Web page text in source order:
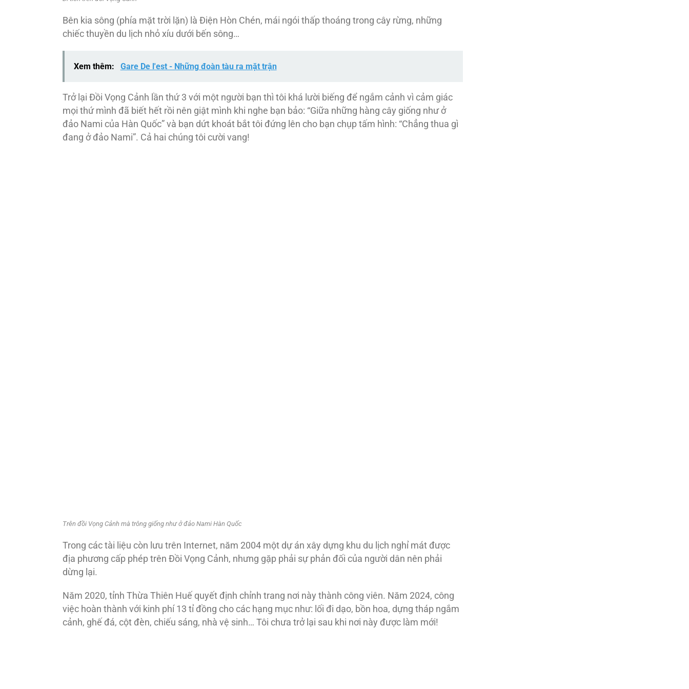
Bên kia sông (phía mặt trời lặn) là Điện Hòn Chén, mái ngói thấp thoáng trong cây rừng, những
chiếc thuyền du lịch nhỏ xíu dưới bến sông…
Xem thêm: Gare De l'est - Những đoàn tàu ra mặt trận
Trở lại Đồi Vọng Cảnh lần thứ 3 với một người bạn thì tôi khá lười biếng để ngắm cảnh vì cảm giác
mọi thứ mình đã biết hết rồi nên giật mình khi nghe bạn bảo: “Giữa những hàng cây giống như ở
đảo Nami của Hàn Quốc” và bạn dứt khoát bắt tôi đứng lên cho bạn chụp tấm hình: “Chẳng thua gì
đang ở đảo Nami”. Cả hai chúng tôi cười vang!
Trên đồi Vọng Cảnh mà trông giống như ở đảo Nami Hàn Quốc
Trong các tài liệu còn lưu trên Internet, năm 2004 một dự án xây dựng khu du lịch nghỉ mát được
địa phương cấp phép trên Đồi Vọng Cảnh, nhưng gặp phải sự phản đối của người dân nên phải
dừng lại.
Năm 2020, tỉnh Thừa Thiên Huế quyết định chỉnh trang nơi này thành công viên. Năm 2024, công
việc hoàn thành với kinh phí 13 tỉ đồng cho các hạng mục như: lối đi dạo, bồn hoa, dựng tháp ngắm
cảnh, ghế đá, cột đèn, chiếu sáng, nhà vệ sinh… Tôi chưa trở lại sau khi nơi này được làm mới!